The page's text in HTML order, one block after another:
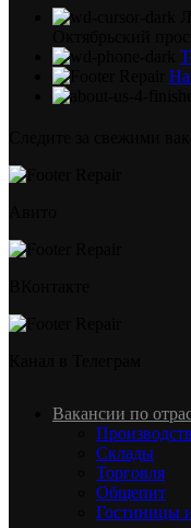
Вакансии по
Склады
Торговля
Общепит
Гостиницы